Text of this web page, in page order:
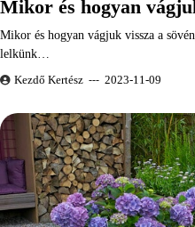
Mikor és hogyan
Mikor és hogyan vágjuk vissza a
lelkünk…
Kezdő Kertész 2023-11-09